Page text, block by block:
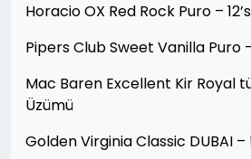
Horacio OX Red Rock Puro –
Pipers Club Sweet Vanilla Puro –
Mac Baren Excellent Kir Royal
Üzümü
Golden Virginia Classic DUBAI